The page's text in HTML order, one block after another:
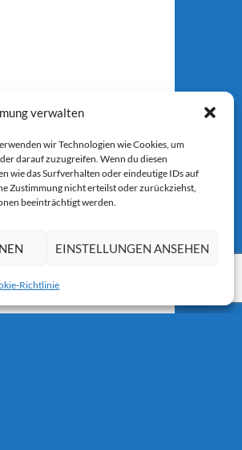
verwalten
wir Technologien wie Cookies, um
darauf zuzugreifen. Wenn du diesen
wie das Surfverhalten oder eindeutige IDs auf
Zustimmung nicht erteilst oder zurückziehst,
beeinträchtigt werden.
EINSTELLUNGEN ANSEHEN
Richtlinie